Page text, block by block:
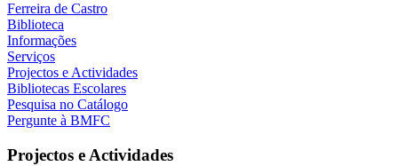
Ferreira de Castro
Biblioteca
Informações
Serviços
Projectos e Actividades
Bibliotecas Escolares
Pesquisa no Catálogo
Pergunte à BMFC
Projectos e Actividades